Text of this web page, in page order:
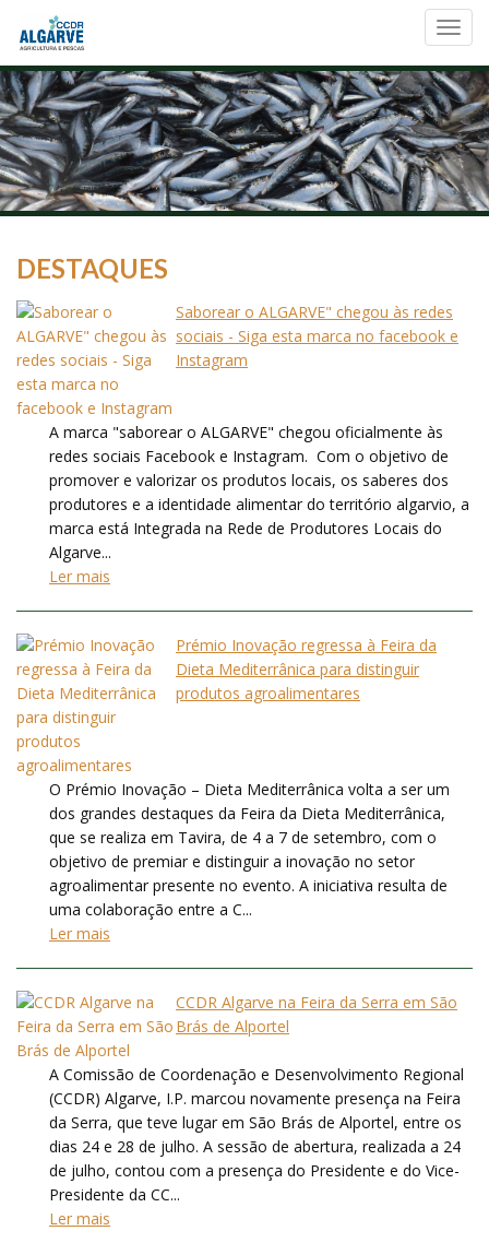
DESTAQUES
Saborear o ALGARVE" chegou às redes
sociais - Siga esta marca no facebook e
Instagram
A marca "saborear o ALGARVE" chegou oficialmente às
redes sociais Facebook e Instagram. Com o objetivo de
promover e valorizar os produtos locais, os saberes dos
produtores e a identidade alimentar do território algarvio, a
marca está Integrada na Rede de Produtores Locais do
Algarve...
Ler mais
Prémio Inovação regressa à Feira da
Dieta Mediterrânica para distinguir
produtos agroalimentares
O Prémio Inovação – Dieta Mediterrânica volta a ser um
dos grandes destaques da Feira da Dieta Mediterrânica,
que se realiza em Tavira, de 4 a 7 de setembro, com o
objetivo de premiar e distinguir a inovação no setor
agroalimentar presente no evento. A iniciativa resulta de
uma colaboração entre a C...
Ler mais
CCDR Algarve na Feira da Serra em São
Brás de Alportel
A Comissão de Coordenação e Desenvolvimento Regional
(CCDR) Algarve, I.P. marcou novamente presença na Feira
da Serra, que teve lugar em São Brás de Alportel, entre os
dias 24 e 28 de julho. A sessão de abertura, realizada a 24
de julho, contou com a presença do Presidente e do Vice-
Presidente da CC...
Ler mais